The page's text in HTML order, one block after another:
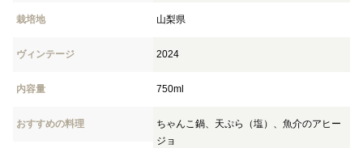
栽培地 山梨県
ヴィンテージ 2024
内容量 750ml
おすすめの料理
ちゃんこ鍋、天ぷら（塩）、魚介のアヒー
ジョ